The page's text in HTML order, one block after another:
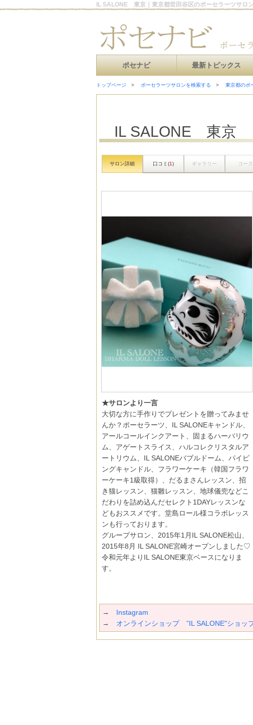
IL SALONE 東京｜東京都世田谷区のポーセラーツサロン
ポセナビ 最新トピックス
トップページ ポーセラーツサロンを検索する 東京都のポ
IL SALONE 東京
サロン詳細 口コミ(1) ギャラリー コース
★サロンより一言
大切な方に手作りでプレゼントを贈ってみませ
んか？ポーセラーツ、IL SALONEキャンドル、
アールコールインクアート、固まるハーバリウ
ム、アゲートスライス、ハルコレクリスタルア
ートリウム、IL SALONEバブルドーム、パイピ
ングキャンドル、フラワーケーキ（韓国フラワ
ーケーキ1級取得）、だるまさんレッスン、招
き猫レッスン、猫雛レッスン、地球儀兜などこ
だわりを詰め込んだセレクト1DAYレッスンな
どもおススメです。堂島ロール様コラボレッス
ンも行っております。
グループサロン、2015年1月IL SALONE松山、
2015年8月 IL SALONE宮崎オープンしました♡
令和元年よりIL SALONE東京ベースになりま
す。
→ Instagram
→ オンラインショップ ”IL SALONE"ショッ